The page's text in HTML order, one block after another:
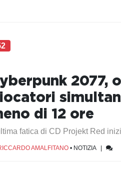
2077,
di 12 ore
fatica di CD Projekt Red
AMALFITANO• NOTIZIA|